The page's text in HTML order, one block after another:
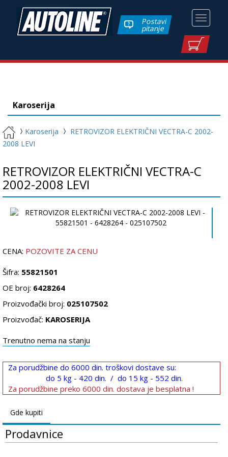
Toggle
Postavi
pitanje
Karoserija
Karoserija
RETROVIZOR ELEKTRIČNI VECTRA-C 2002-
2008 LEVI
RETROVIZOR ELEKTRIČNI VECTRA-C
2002-2008 LEVI
CENA: POZOVITE ZA CENU
Šifra: 55821501
OE broj: 6428264
Proizvođački broj: 025107502
Proizvođač: KAROSERIJA
Trenutno nema na stanju
Za porudžbine do 6000 din. troškovi dostave su:
do 5 kg - 420 din. / do 15 kg - 552 din.
Za porudžbine preko 6000 din. dostava je besplatna !
Gde kupiti
Prodavnice